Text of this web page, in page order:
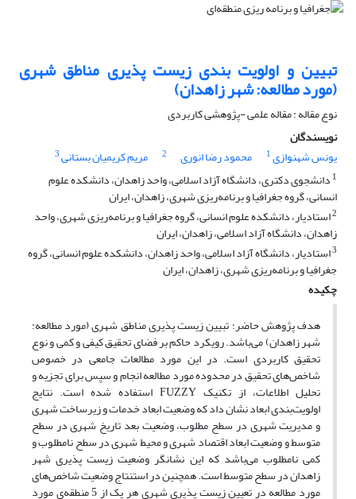
تبیین و اولویت بندی زیست پذیری مناطق شهری
(مورد مطالعه: شهر زاهدان)
نوع مقاله : مقاله علمی -پژوهشی کاربردی
نویسندگان
یونس شهنوازی1 محمود رضا انوری 2 مریم کریمیان بستانی3
1 دانشجوی دکتری، دانشگاه آزاد اسلامی، واحد زاهدان، دانشکده علوم
انسانی، گروه جغرافیا و برنامه‌ریزی شهری، زاهدان، ایران
2استادیار، دانشکده علوم انسانی، گروه جغرافیا و برنامه‌ریزی شهری، واحد
زاهدان، دانشگاه آزاد اسلامی، زاهدان، ایران
3استادیار، دانشگاه آزاد اسلامی، واحد زاهدان، دانشکده علوم انسانی، گروه
جغرافیا و برنامه‌ریزی شهری، زاهدان، ایران
چکیده
هدف پژوهش حاضر؛ تبیین زیست پذیری مناطق شهری (مورد مطالعه:
شهر زاهدان) می‌باشد. رویکرد حاکم بر فضای تحقیق کیفی و کمی و نوع
تحقیق کاربردی است. در این مورد مطالعات جامعی در خصوص
شاخص‌های تحقیق در محدوده مورد مطالعه انجام و سپس برای تجزیه و
تحلیل اطلاعات، از تکنیک‌ FUZZY استفاده شده است. نتایج
اولویت‌بندی ابعاد نشان داد که وضعیت ابعاد خدمات و زیرساخت شهری
و مدیریت شهری در سطح مطلوب، وضعیت بعد تاریخ شهری در سطح
متوسط و وضعیت ابعاد اقتصاد شهری و محیط شهری در سطح نامطلوب و
کمی نامطلوب می‌باشد که این نشانگر وضعیت زیست پذیری شهر
زاهدان در سطح متوسط است. همچنین در استنتاج وضعیت شاخص‌های
مورد مطالعه در تعیین زیست پذیری شهری هر یک از 5 منطقه‌ی مورد